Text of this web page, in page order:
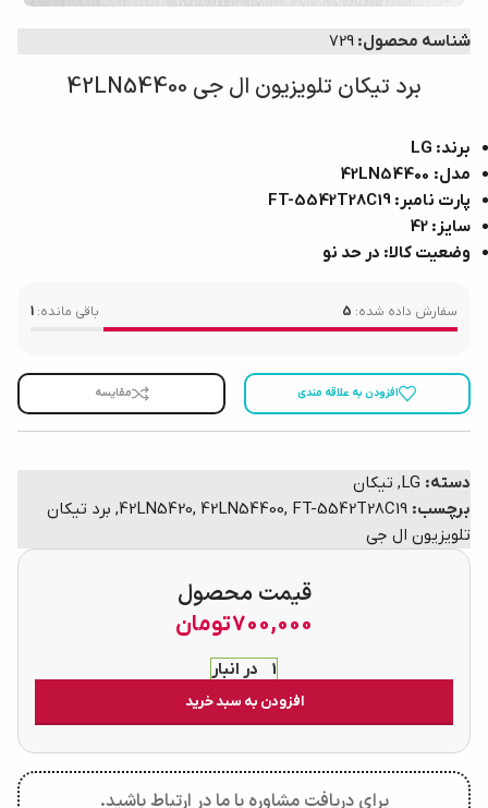
شناسه محصول: 729
برد تیکان تلویزیون ال جی 42LN54400
برند: LG
مدل: 42LN54400
پارت نامبر: FT-5542T28C19
سایز: 42
وضعیت کالا: در حد نو
سفارش داده شده: 5 باقی مانده: 1
افزودن به علاقه مندی مقایسه
دسته: LG
, تیکان
برچسب:
42LN5420, 42LN54400, FT-5542T28C19
, برد تیکان
تلویزیون ال جی
قیمت محصول
700,000تومان
1 در انبار
افزودن به سبد خرید
برای دریافت مشاوره با ما در ارتباط باشید.